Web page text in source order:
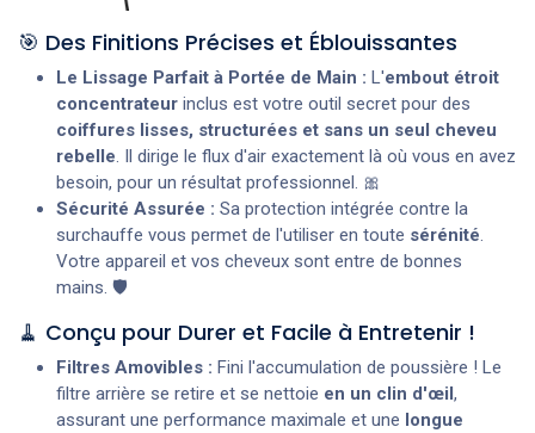
🎯 Des Finitions Précises et Éblouissantes
Le Lissage Parfait à Portée de Main : L'embout étroit
concentrateur inclus est votre outil secret pour des
coiffures lisses, structurées et sans un seul cheveu
rebelle. Il dirige le flux d'air exactement là où vous en avez
besoin, pour un résultat professionnel. 🎀
Sécurité Assurée : Sa protection intégrée contre la
surchauffe vous permet de l'utiliser en toute sérénité.
Votre appareil et vos cheveux sont entre de bonnes
mains. 🛡️
🧹 Conçu pour Durer et Facile à Entretenir !
Filtres Amovibles : Fini l'accumulation de poussière ! Le
filtre arrière se retire et se nettoie en un clin d'œil,
assurant une performance maximale et une longue